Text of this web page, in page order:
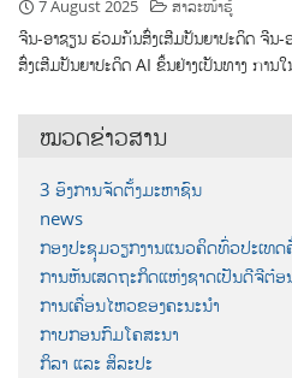
7 August 2025 ສາລະໜ້າຮູ້
ຈີນ-ອາຊຽນ ຮ່ວມກັນສົ່ງເສີມປັນຍາປະດິດ ຈີນ-
ສົ່ງເສີມປັນຍາປະດິດ AI ຂຶ້ນຢ່າງເປັນທາງ ກາ
ໝວດຂ່າວສານ
3 ອົງການຈັດຕັ້ງມະຫາຊົນ
news
ກອງປະຊຸມວຽກງານແນວຄິດທົ່ວປະເທດ
ການຫັນເສດຖະກິດແຫ່ງຊາດເປັນດີຈີຕ໋ອ
ການເຄື່ອນໄຫວຂອງຄະນະນຳ
ກາບກອນກົມໂຄສະນາ
ກິລາ ແລະ ສິລະປະ